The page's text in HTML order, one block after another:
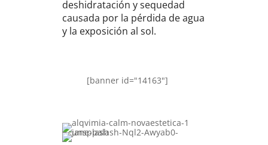
deshidratación y sequedad
causada por la pérdida de agua
y la exposición al sol.
[banner id="14163"]